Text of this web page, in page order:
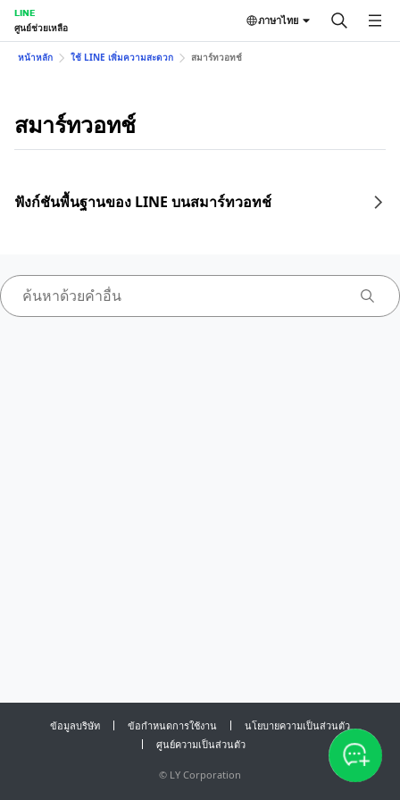
LINE
ศูนย์ช่วยเหลือ
ภาษาไทย
หน้าหลัก ใช้ LINE เพิ่มความสะดวก สมาร์ทวอทช์
สมาร์ทวอทช์
ฟังก์ชันพื้นฐานของ LINE บนสมาร์ทวอทช์
ข้อมูลบริษัท ข้อกำหนดการใช้งาน
นโยบายความเป็นส่วนตัว
ศูนย์ความเป็นส่วนตัว
© LY Corporation